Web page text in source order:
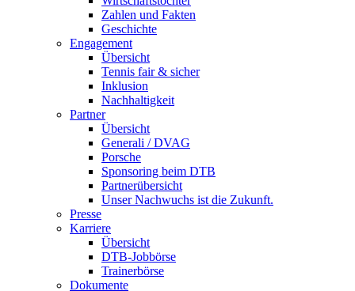
Zahlen und Fakten
Geschichte
Engagement
Übersicht
Tennis fair & sicher
Inklusion
Nachhaltigkeit
Partner
Übersicht
Generali / DVAG
Porsche
Sponsoring beim DTB
Partnerübersicht
Unser Nachwuchs ist die Zukunft.
Presse
Karriere
Übersicht
DTB-Jobbörse
Trainerbörse
Dokumente